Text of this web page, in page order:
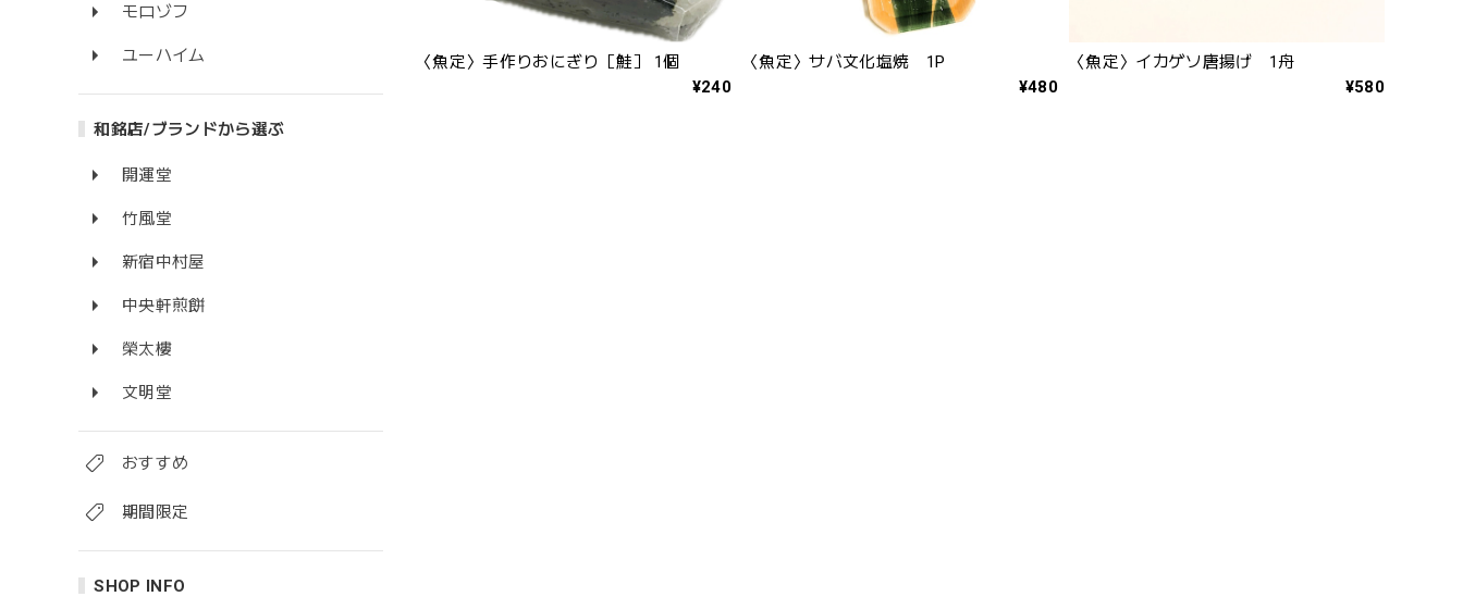
モロゾフ
ユーハイム
和銘店/ブランドから選ぶ
開運堂
竹風堂
新宿中村屋
中央軒煎餅
榮太樓
文明堂
おすすめ
期間限定
SHOP INFO
〈魚定〉手作りおにぎり［鮭］ 1個
¥240
〈魚定〉サバ文化塩焼 1P
¥480
〈魚定〉イカゲソ唐揚げ 1舟
¥580